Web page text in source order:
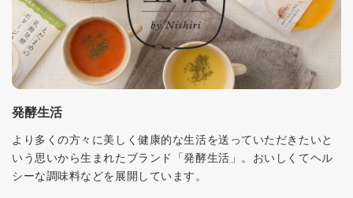
発酵生活
より多くの方々に美しく健康的な生活を送っていただきたいと
いう思いから生まれたブランド「発酵生活」。おいしくてヘル
シーな調味料などを展開しています。